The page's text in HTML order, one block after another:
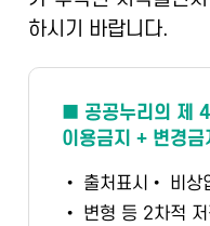
하시기 바랍니다.
■ 공공누리의 제
이용금지 + 변경금
• 출처표시 • 비상
• 변형 등 2차적 저